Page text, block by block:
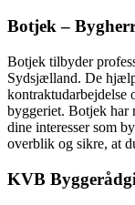
Botjek –
Botjek tilbyder
Sydsjælland. De
kontraktudarbejdelse
byggeriet. Botjek har
dine interesser som
overblik og sikre, at
KVB